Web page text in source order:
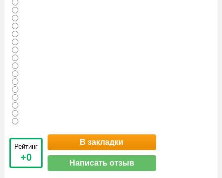
Рейтинг
+0
В закладки
Написать отзыв